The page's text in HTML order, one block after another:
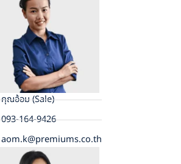
คุณอ้อม (Sale)
093-164-9426
aom.k@premiums.co.th